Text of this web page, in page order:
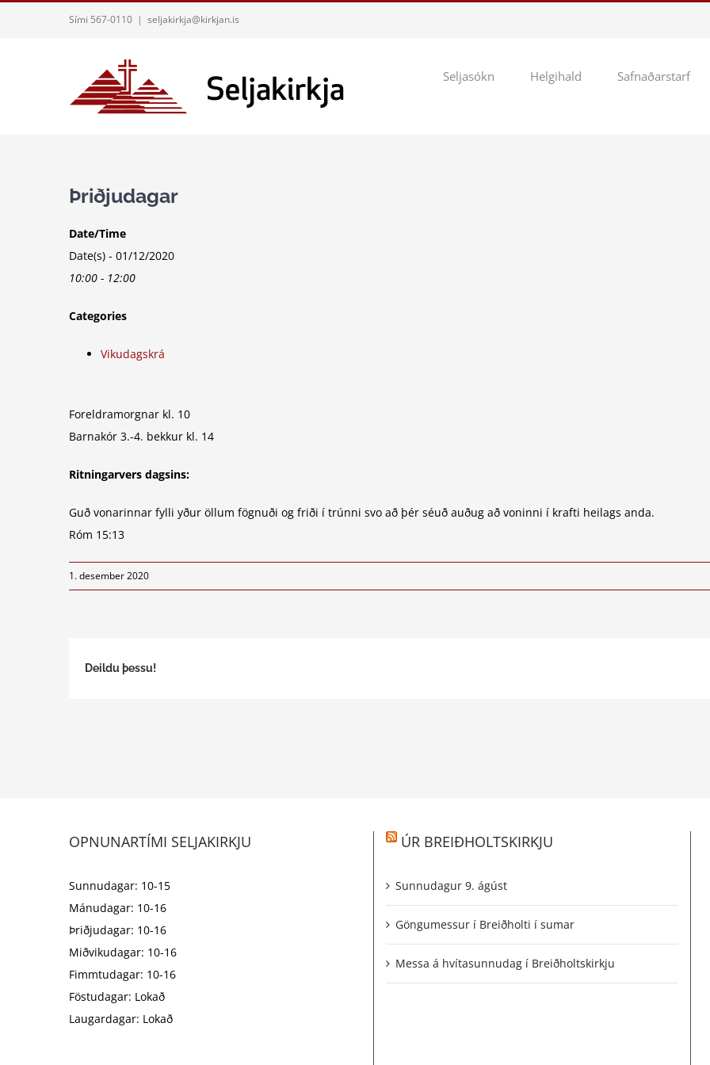
Sími 567-0110 | seljakirkja@kirkjan.is
Seljasókn Helgihald Safnaðarstarf
Þriðjudagar
Date/Time
Date(s) - 01/12/2020
10:00 - 12:00
Categories
Vikudagskrá
Foreldramorgnar kl. 10
Barnakór 3.-4. bekkur kl. 14
Ritningarvers dagsins:
Guð vonarinnar fylli yður öllum fögnuði og friði í trúnni svo að þér séuð auðug að voninni í krafti heilags anda.
Róm 15:13
1. desember 2020
Deildu þessu!
OPNUNARTÍMI SELJAKIRKJU
Sunnudagar: 10-15
Mánudagar: 10-16
Þriðjudagar: 10-16
Miðvikudagar: 10-16
Fimmtudagar: 10-16
Föstudagar: Lokað
Laugardagar: Lokað
ÚR BREIÐHOLTSKIRKJU
Sunnudagur 9. ágúst
Göngumessur í Breiðholti í sumar
Messa á hvítasunnudag í Breiðholtskirkju